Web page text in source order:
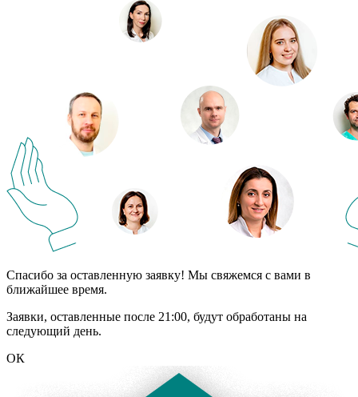
Спасибо за оставленную заявку! Мы свяжемся с вами в
ближайшее время.
Заявки, оставленные после 21:00, будут обработаны на
следующий день.
ОК